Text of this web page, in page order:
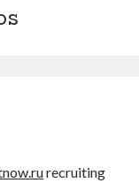
recruiting